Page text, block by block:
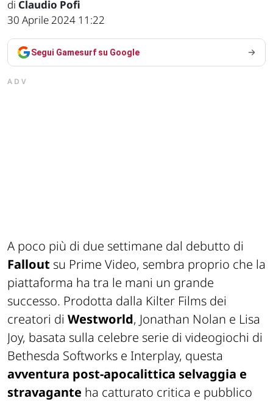
di Claudio Pofi
30 Aprile 2024 11:22
Segui Gamesurf su Google
ADV
A poco più di due settimane dal debutto di
Fallout su Prime Video, sembra proprio che la
piattaforma ha tra le mani un grande
successo. Prodotta dalla Kilter Films dei
creatori di Westworld, Jonathan Nolan e Lisa
Joy, basata sulla celebre serie di videogiochi di
Bethesda Softworks e Interplay, questa
avventura post-apocalittica selvaggia e
stravagante ha catturato critica e pubblico